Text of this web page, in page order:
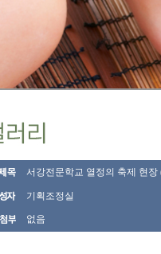
서강전문학교 열정의 축제 현장
기획조정실
없음